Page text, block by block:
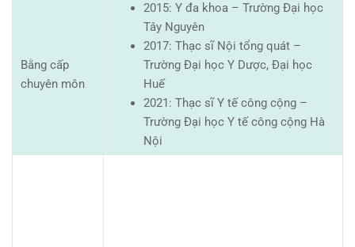
Bằng cấp
chuyên môn
2015: Y đa khoa – Trường Đại học
Tây Nguyên
2017: Thạc sĩ Nội tổng quát –
Trường Đại học Y Dược, Đại học
Huế
2021: Thạc sĩ Y tế công cộng –
Trường Đại học Y tế công cộng Hà
Nội